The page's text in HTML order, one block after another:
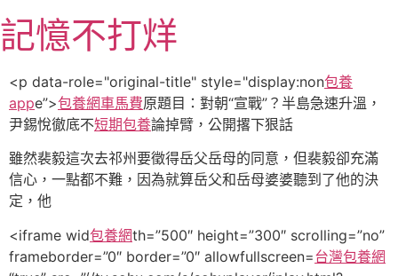
至
主
容
記憶不打烊
<p data-role="original-title" style="display:non包養
appe”>包養網車馬費原題目：對朝“宣戰”？半島急速升溫，
尹錫悅徹底不短期包養論掉臂，公開撂下狠話
雖然裴毅這次去祁州要徵得岳父岳母的同意，但裴毅卻充滿
信心，一點都不難，因為就算岳父和岳母婆婆聽到了他的決
定，他
<iframe wid包養網th=”500″ height=”300″ scrolling=”no”
frameborder=”0″ border=”0″ allowfullscreen=台灣包養網